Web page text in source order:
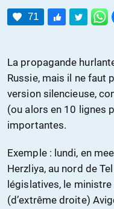
NOUS
DON
71
La propagande
Russie, mais il ne faut
version silencieuse,
(ou alors en 10 lignes
importantes.
Exemple : lundi, en
Herzliya, au nord de
législatives, le
(d’extrême droite)